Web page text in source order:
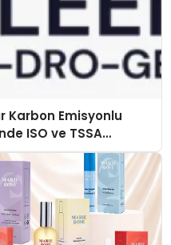
Karbon Emisyonlu
ISO ve TSSA